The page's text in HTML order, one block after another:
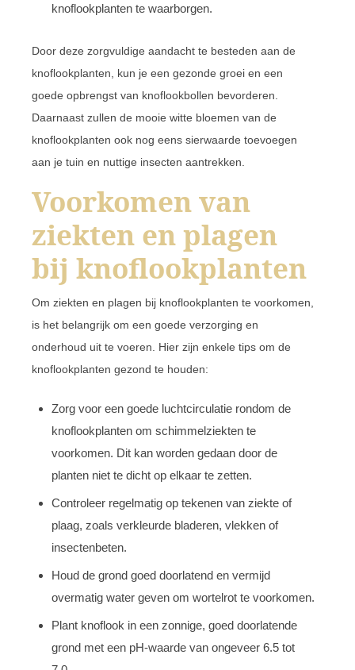
knoflookplanten te waarborgen.
Door deze zorgvuldige aandacht te besteden aan de
knoflookplanten, kun je een gezonde groei en een
goede opbrengst van knoflookbollen bevorderen.
Daarnaast zullen de mooie witte bloemen van de
knoflookplanten ook nog eens sierwaarde toevoegen
aan je tuin en nuttige insecten aantrekken.
Voorkomen van
ziekten en plagen
bij knoflookplanten
Om ziekten en plagen bij knoflookplanten te voorkomen,
is het belangrijk om een goede verzorging en
onderhoud uit te voeren. Hier zijn enkele tips om de
knoflookplanten gezond te houden:
Zorg voor een goede luchtcirculatie rondom de
knoflookplanten om schimmelziekten te
voorkomen. Dit kan worden gedaan door de
planten niet te dicht op elkaar te zetten.
Controleer regelmatig op tekenen van ziekte of
plaag, zoals verkleurde bladeren, vlekken of
insectenbeten.
Houd de grond goed doorlatend en vermijd
overmatig water geven om wortelrot te voorkomen.
Plant knoflook in een zonnige, goed doorlatende
grond met een pH-waarde van ongeveer 6.5 tot